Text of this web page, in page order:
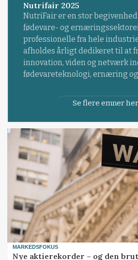
Nutrifair 2025
NutriFair er en stor
fødevare- og
professionelle fra hele
afholdes årligt dedikeret til at
innovation, viden og netværk
fødevareteknologi, ernæring og
Se flere emner her
MARKEDSFOKUS
Nye aktierekorder – og den